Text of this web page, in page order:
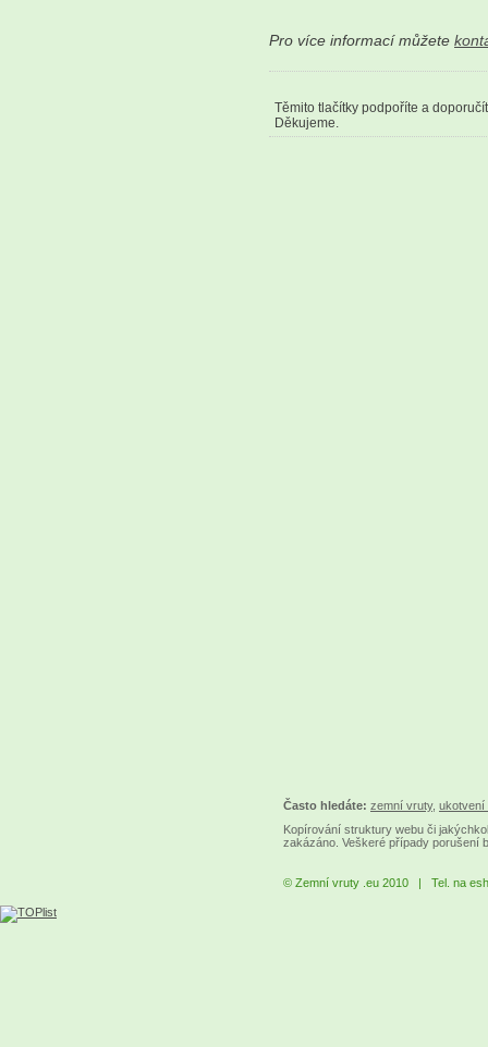
Pro více informací můžete
Těmito tlačítky podpoříte a
Děkujeme.
Často hledáte: zemní vruty, ukotvení
Kopírování struktury webu či
zakázáno. Veškeré případy porušení
© Zemní vruty .eu 2010 | Tel. na